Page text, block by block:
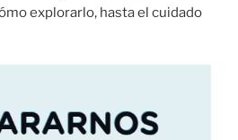
explorarlo, hasta el cuidado